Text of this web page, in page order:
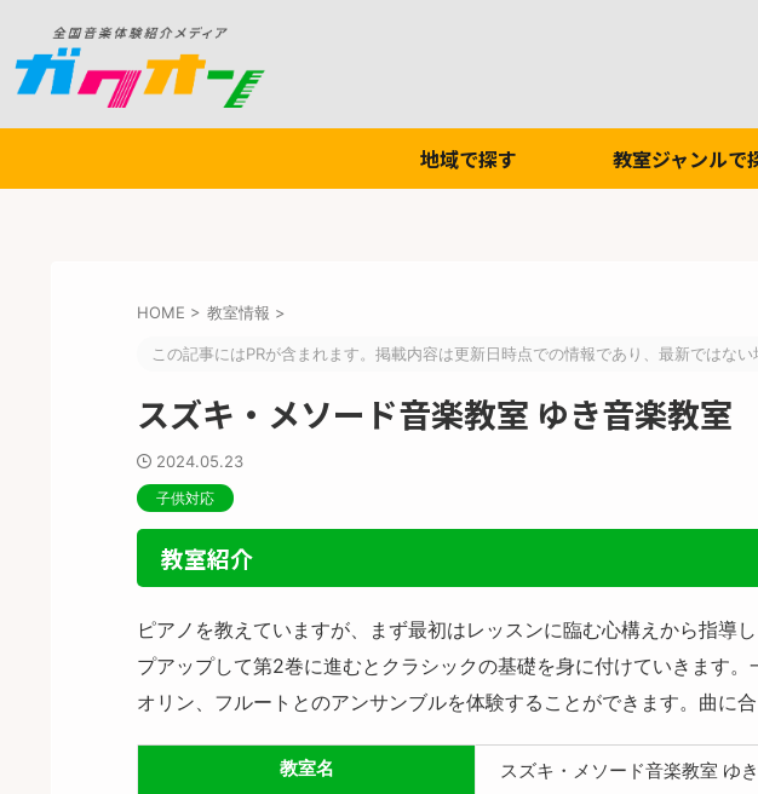
地域で探す 教室ジャンルで
HOME > 教室情報 >
この記事にはPRが含まれます。掲載内容は更新日時点での情報であり、最新ではない
スズキ・メソード音楽教室 ゆき音楽教室
2024.05.23
子供対応
教室紹介
ピアノを教えていますが、まず最初はレッスンに臨む心構えから指導
プアップして第2巻に進むとクラシックの基礎を身に付けていきます
オリン、フルートとのアンサンブルを体験することができます。曲に
教室名 スズキ・メソード音楽教室 ゆ